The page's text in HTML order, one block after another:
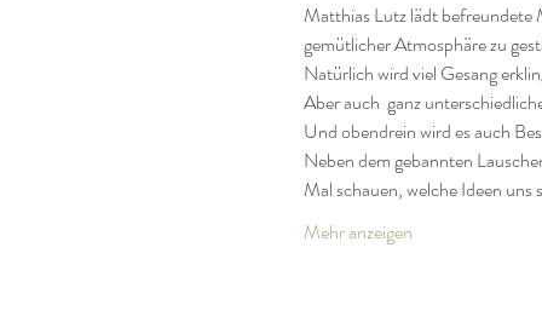
Matthias Lutz lädt befreundete
gemütlicher Atmosphäre zu
Natürlich wird viel Gesang
Aber auch  ganz
Und obendrein wird es auch
Neben dem gebannten
Mal schauen, welche Ideen uns
Mehr anzeigen